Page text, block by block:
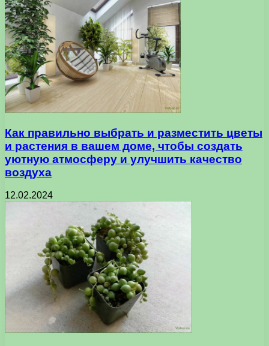
Как правильно выбрать и разместить цветы
и растения в вашем доме, чтобы создать
уютную атмосферу и улучшить качество
воздуха
12.02.2024